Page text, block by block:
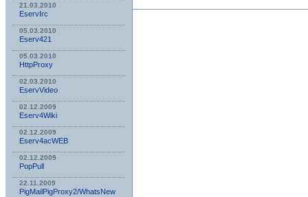
21.03.2010
EservIrc
05.03.2010
Eserv421
05.03.2010
HttpProxy
02.03.2010
EservVideo
02.12.2009
Eserv4Wiki
02.12.2009
Eserv4acWEB
02.12.2009
PopPull
22.11.2009
PigMailPigProxy2/WhatsNew